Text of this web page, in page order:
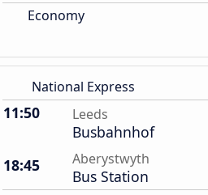
Economy
National Express
11:50 Leeds
Busbahnhof
18:45
Aberystwyth
Bus Station